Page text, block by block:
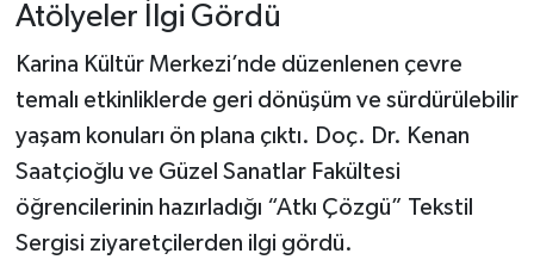
Atölyeler İlgi Gördü
Karina Kültür Merkezi’nde düzenlenen çevre
temalı etkinliklerde geri dönüşüm ve sürdürülebilir
yaşam konuları ön plana çıktı. Doç. Dr. Kenan
Saatçioğlu ve Güzel Sanatlar Fakültesi
öğrencilerinin hazırladığı “Atkı Çözgü” Tekstil
Sergisi ziyaretçilerden ilgi gördü.